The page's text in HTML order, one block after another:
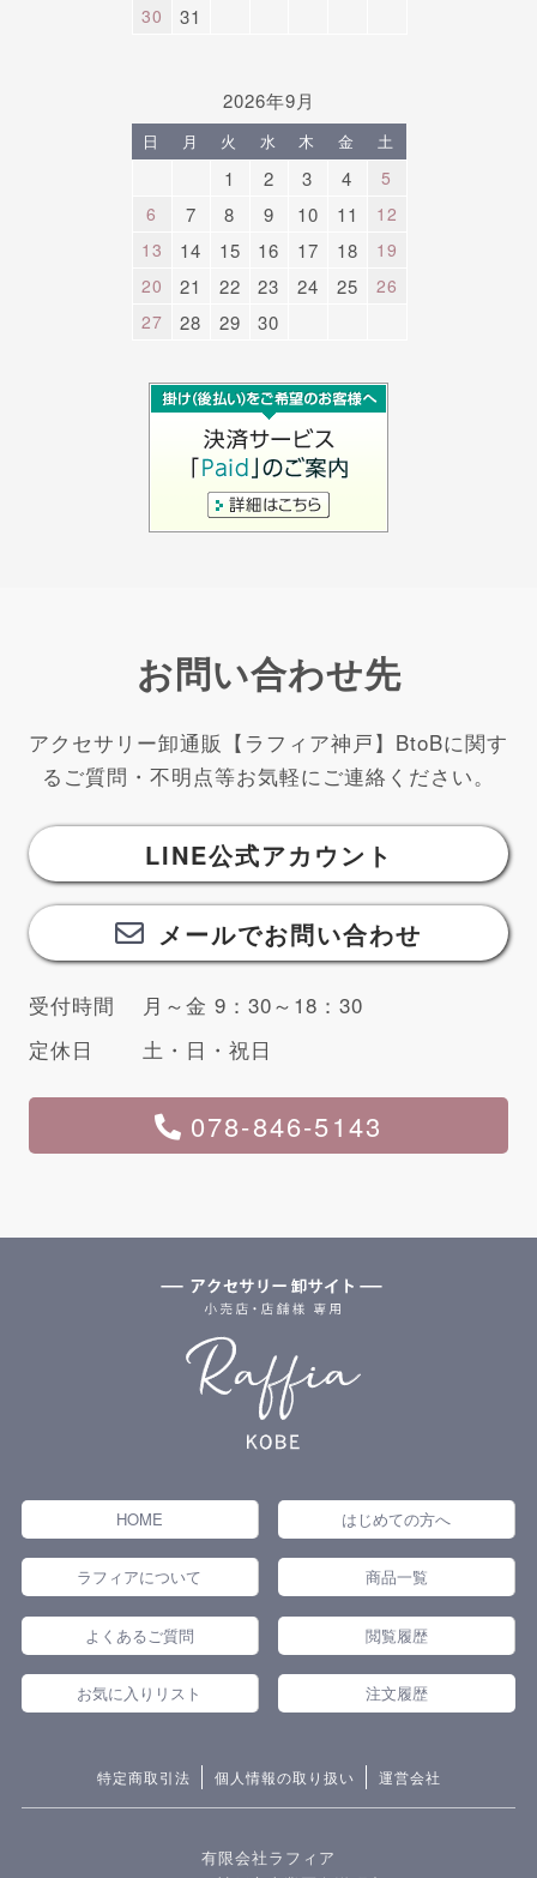
30
31
2026年9月
日 月 火 水 木 金 土
1 2 3 4
5
6
7 8 9 10 11
12
13
14 15 16 17 18
19
20
21 22 23 24 25
26
27
28 29 30
お問い合わせ先
アクセサリー卸通販【ラフィア神戸】BtoBに関す
るご質問・不明点等お気軽にご連絡ください。
LINE公式アカウント
メールでお問い合わせ
受付時間
月～金 9：30～18：30
定休日
土・日・祝日
078-846-5143
HOME はじめての方へ
ラフィアについて 商品一覧
よくあるご質問 閲覧履歴
お気に入りリスト 注文履歴
特定商取引法 個人情報の取り扱い 運営会社
有限会社ラフィア